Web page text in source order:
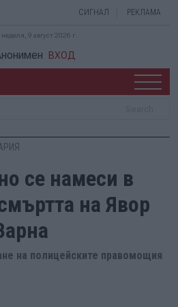
СИГНАЛ РЕКЛАМА
9 август 2026 г.
ВХОД
се намеси в
на Явор
на полицейските правомощия